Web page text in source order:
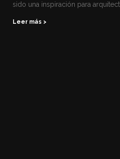
sido una inspiración para
Leer más >